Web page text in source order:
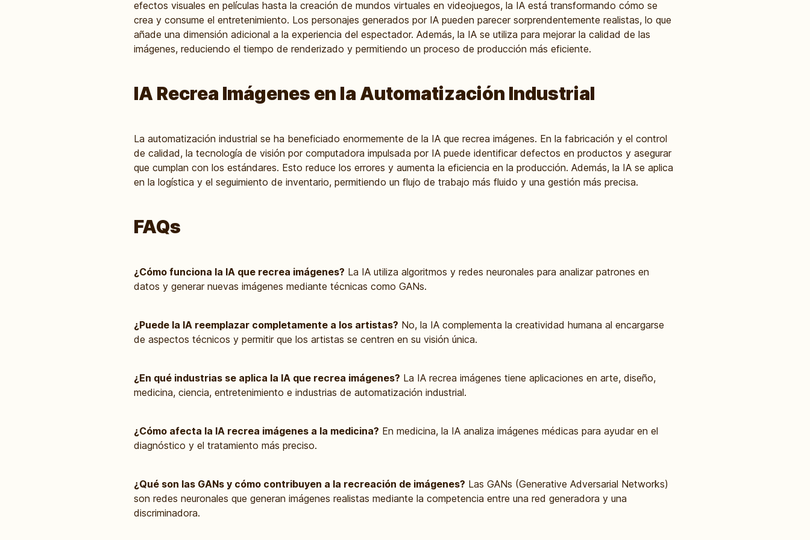
efectos visuales en películas hasta la creación de mundos virtuales en videojuegos, la IA está transformando cómo se
crea y consume el entretenimiento. Los personajes generados por IA pueden parecer sorprendentemente realistas, lo que
añade una dimensión adicional a la experiencia del espectador. Además, la IA se utiliza para mejorar la calidad de las
imágenes, reduciendo el tiempo de renderizado y permitiendo un proceso de producción más eficiente.
IA Recrea Imágenes en la Automatización Industrial
La automatización industrial se ha beneficiado enormemente de la IA que recrea imágenes. En la fabricación y el control
de calidad, la tecnología de visión por computadora impulsada por IA puede identificar defectos en productos y asegurar
que cumplan con los estándares. Esto reduce los errores y aumenta la eficiencia en la producción. Además, la IA se aplica
en la logística y el seguimiento de inventario, permitiendo un flujo de trabajo más fluido y una gestión más precisa.
FAQs
¿Cómo funciona la IA que recrea imágenes? La IA utiliza algoritmos y redes neuronales para analizar patrones en
datos y generar nuevas imágenes mediante técnicas como GANs.
¿Puede la IA reemplazar completamente a los artistas? No, la IA complementa la creatividad humana al encargarse
de aspectos técnicos y permitir que los artistas se centren en su visión única.
¿En qué industrias se aplica la IA que recrea imágenes? La IA recrea imágenes tiene aplicaciones en arte, diseño,
medicina, ciencia, entretenimiento e industrias de automatización industrial.
¿Cómo afecta la IA recrea imágenes a la medicina? En medicina, la IA analiza imágenes médicas para ayudar en el
diagnóstico y el tratamiento más preciso.
¿Qué son las GANs y cómo contribuyen a la recreación de imágenes? Las GANs (Generative Adversarial Networks)
son redes neuronales que generan imágenes realistas mediante la competencia entre una red generadora y una
discriminadora.